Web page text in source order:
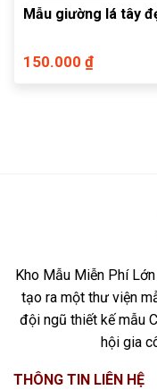
Mẫu giường lá tây
150.000 ₫
Kho Mẫu Miễn Phí
tạo ra một thư viện
đội ngũ thiết kế mẫu
hội gia
THÔNG TIN LIÊN HỆ